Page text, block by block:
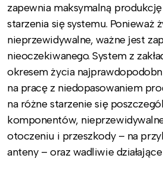
zapewnia maksymalną
starzenia się systemu. Ponieważ
nieprzewidywalne, ważne jest
nieoczekiwanego. System z
okresem życia
na pracę z niedopasowaniem
na różne starzenie się
komponentów,
otoczeniu i przeszkody – na
anteny – oraz wadliwie działające